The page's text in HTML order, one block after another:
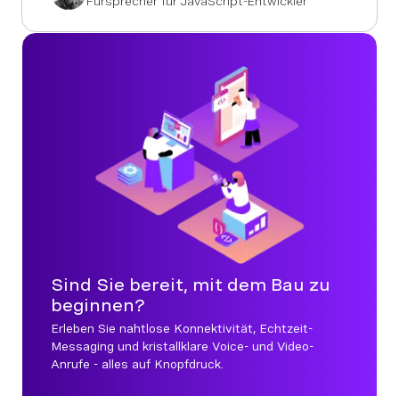
Sind Sie bereit, mit dem Bau zu
beginnen?
Erleben Sie nahtlose Konnektivität, Echtzeit-
Messaging und kristallklare Voice- und Video-
Anrufe - alles auf Knopfdruck.